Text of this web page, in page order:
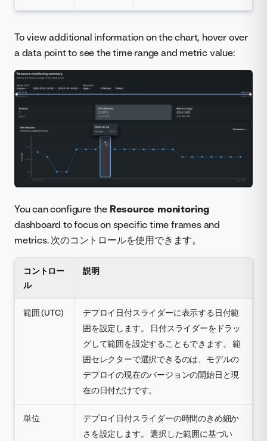
To view additional information on the chart, hover over
a data point to see the time range and metric value:
You can configure the Resource monitoring
dashboard to focus on specific time frames and
metrics. 次のコントロールを使用できます。
コントロー
ル
説明
範囲 (UTC)
デプロイ日付スライダーに表示する日付範
囲を設定します。 日付スライダーをドラッ
グして範囲を設定することもできます。 範
囲セレクターで選択できるのは、モデルの
デプロイの現在のバージョンの開始日と現
在の日付だけです。
単位
デプロイ日付スライダーの時間のきめ細か
さを設定します。 選択した範囲に基づい